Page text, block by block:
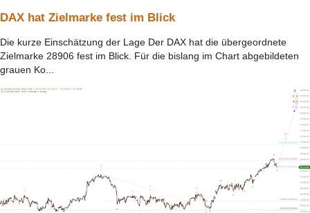
DAX hat Zielmarke fest im Blick
Die kurze Einschätzung der Lage Der DAX hat die übergeordnete
Zielmarke 28906 fest im Blick. Für die bislang im Chart abgebildeten
grauen Ko...